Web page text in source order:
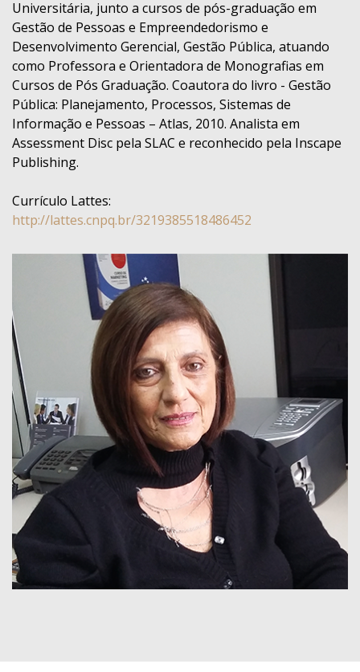
Universitária, junto a cursos de pós-graduação em
Gestão de Pessoas e Empreendedorismo e
Desenvolvimento Gerencial, Gestão Pública, atuando
como Professora e Orientadora de Monografias em
Cursos de Pós Graduação. Coautora do livro - Gestão
Pública: Planejamento, Processos, Sistemas de
Informação e Pessoas – Atlas, 2010. Analista em
Assessment Disc pela SLAC e reconhecido pela Inscape
Publishing.
Currículo Lattes:
http://lattes.cnpq.br/3219385518486452